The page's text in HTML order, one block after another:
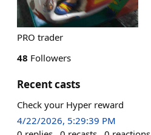
PRO trader
48 Followers
Recent casts
Check your Hyper reward
4/22/2026, 5:29:39 PM